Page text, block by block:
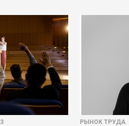
3 РЫНОК ТРУДА